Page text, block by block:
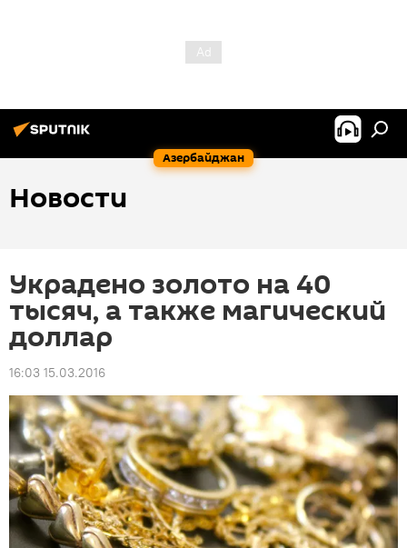
Азербайджан
Новости
Украдено золото на 40
тысяч, а также магический
доллар
16:03 15.03.2016